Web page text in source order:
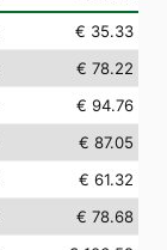
€ 35.33
€ 78.22
€ 94.76
€ 87.05
€ 61.32
€ 78.68